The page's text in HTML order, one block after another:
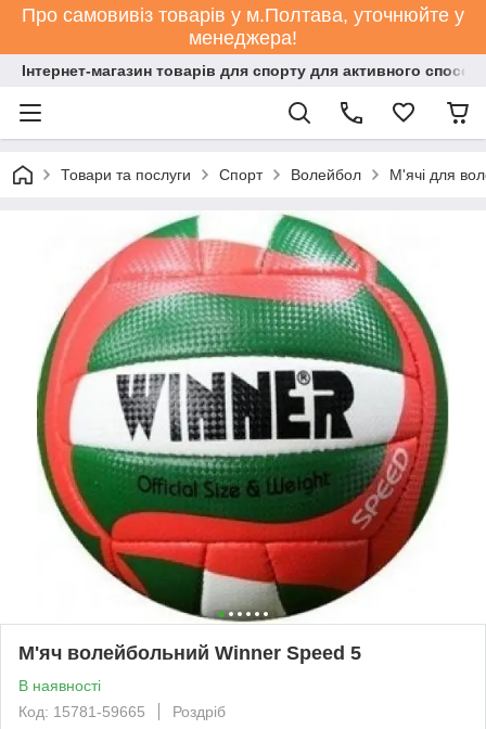
Про самовивіз товарів у м.Полтава, уточнюйте у
менеджера!
Інтернет-магазин товарів для спорту для активного
Товари та послуги Спорт Волейбол М'ячі для
М'яч волейбольний Winner Speed 5
В наявності
Код: 15781-59665
Роздріб